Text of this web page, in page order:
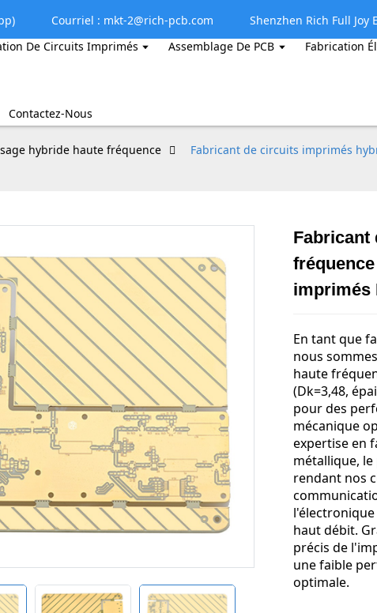
Courriel : mkt-2@rich-pcb.com Shenzhen Rich Full Joy
De Circuits Imprimés Assemblage De PCB Fabrication
Contactez-Nous
hybride haute fréquence
Fabricant de circuits imprimés
Fabricant
imprimés
En tant que
nous
haute
(Dk=3,48,
pour des
mécanique
expertise en
métallique,
rendant nos
haut débit.
précis de
une faible
optimale.